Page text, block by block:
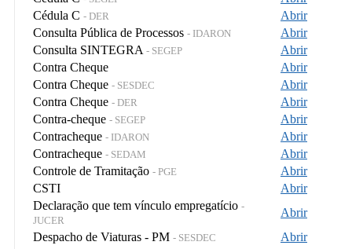
Cédula C - DER
Abrir
Consulta Pública de Processos - IDARON
Abrir
Consulta SINTEGRA - SEGEP
Abrir
Contra Cheque
Abrir
Contra Cheque - SESDEC
Abrir
Contra Cheque - DER
Abrir
Contra-cheque - SEGEP
Abrir
Contracheque - IDARON
Abrir
Contracheque - SEDAM
Abrir
Controle de Tramitação - PGE
Abrir
CSTI
Abrir
Declaração que tem vínculo empregatício -
JUCER
Abrir
Despacho de Viaturas - PM - SESDEC
Abrir